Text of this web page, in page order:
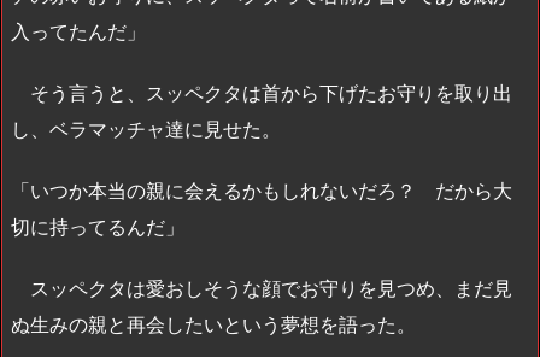
入ってたんだ」
そう言うと、スッペクタは首から下げたお守りを取り出
し、ベラマッチャ達に見せた。
「いつか本当の親に会えるかもしれないだろ？ だから大
切に持ってるんだ」
スッペクタは愛おしそうな顔でお守りを見つめ、まだ見
ぬ生みの親と再会したいという夢想を語った。